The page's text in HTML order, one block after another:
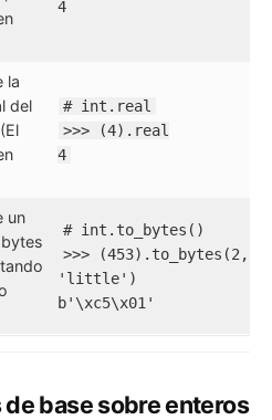
4
la
del
# int.real
>>> (4).real
4
un
# int.to_bytes()
>>> (453).to_bytes(2,
'little')
b'\xc5\x01'
base sobre enteros